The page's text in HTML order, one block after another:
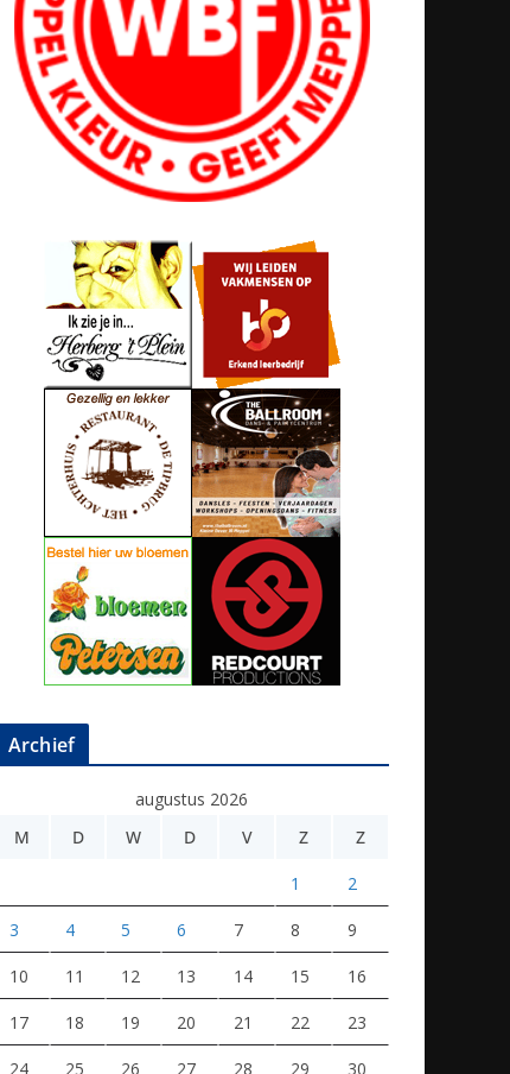
Archief
augustus 2026
M
D W D V Z Z
1 2
3 4 5 6 7 8 9
10 11 12 13 14 15 16
17 18 19 20 21 22 23
24 25 26 27 28 29 30